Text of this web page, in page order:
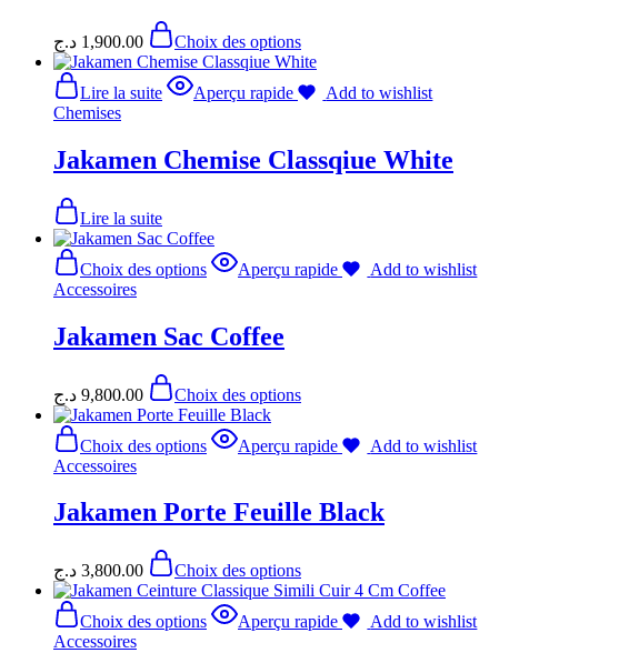
1,900.00 د.ج Choix des options
Lire la suite Aperçu rapide
Add to wishlist
Chemises
Jakamen Chemise Classqiue White
Lire la suite
Choix des options Aperçu rapide
Add to wishlist
Accessoires
Jakamen Sac Coffee
9,800.00 د.ج Choix des options
Choix des options Aperçu rapide
Add to wishlist
Accessoires
Jakamen Porte Feuille Black
3,800.00 د.ج Choix des options
Choix des options Aperçu rapide
Add to wishlist
Accessoires